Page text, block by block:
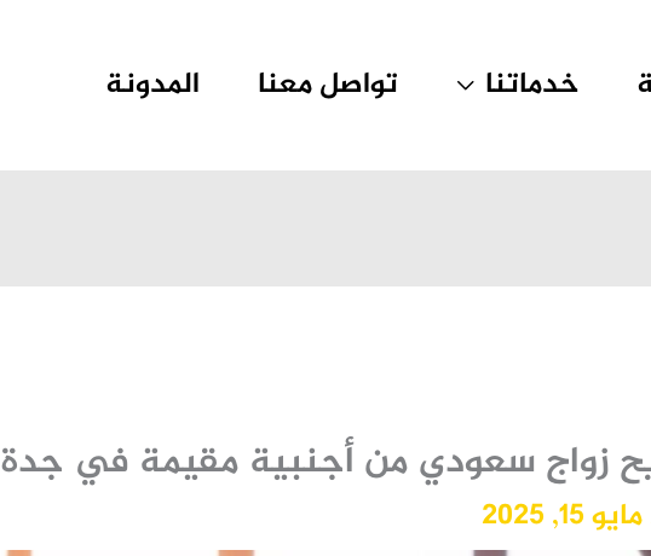
خدماتنا تواصل معنا المدونة
زواج سعودي من أجنبية مقيمة في جدة
مايو 15, 2025